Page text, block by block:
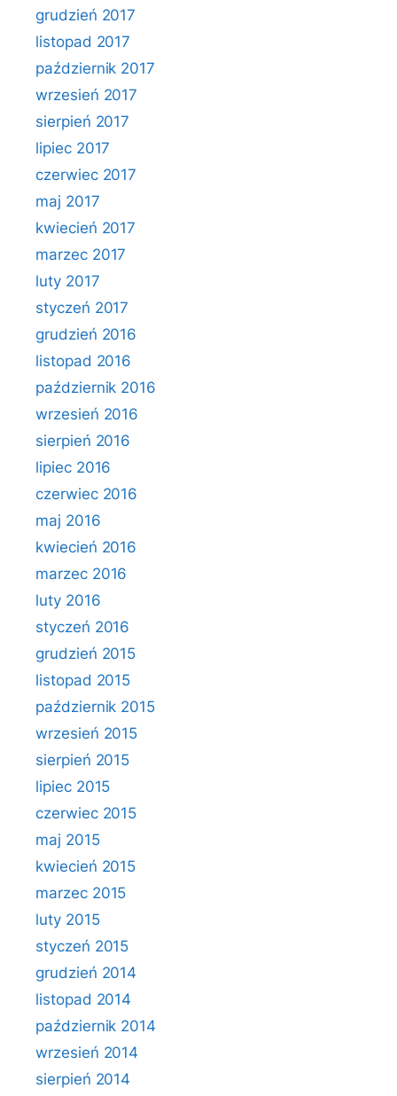
grudzień 2017
listopad 2017
październik 2017
wrzesień 2017
sierpień 2017
lipiec 2017
czerwiec 2017
maj 2017
kwiecień 2017
marzec 2017
luty 2017
styczeń 2017
grudzień 2016
listopad 2016
październik 2016
wrzesień 2016
sierpień 2016
lipiec 2016
czerwiec 2016
maj 2016
kwiecień 2016
marzec 2016
luty 2016
styczeń 2016
grudzień 2015
listopad 2015
październik 2015
wrzesień 2015
sierpień 2015
lipiec 2015
czerwiec 2015
maj 2015
kwiecień 2015
marzec 2015
luty 2015
styczeń 2015
grudzień 2014
listopad 2014
październik 2014
wrzesień 2014
sierpień 2014